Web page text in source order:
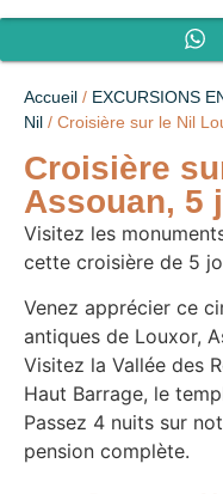
Accueil / EXCURSIONS
Nil / Croisière sur le Nil
Croisière
Assouan, 5
Visitez les
cette croisière de 5
Venez apprécier ce
antiques de Louxor,
Visitez la Vallée des
Haut Barrage, le
Passez 4 nuits sur
pension complète.